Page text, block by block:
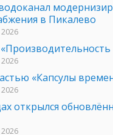
в Пикалево
2026
2026
«Капсулы
2026
открылся
2026